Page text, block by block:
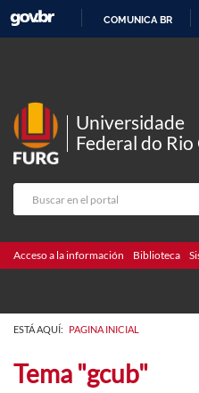
COMUNICA BR
Universidade
Federal do
Acceso a la información Biblioteca
ESTÁ AQUÍ: PAGINA INICIAL
Tema "gcub"